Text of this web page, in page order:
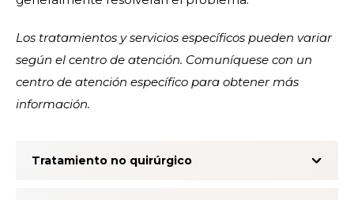
Los tratamientos y servicios específicos pueden variar
según el centro de atención. Comuníquese con un
centro de atención específico para obtener más
información.
Tratamiento no quirúrgico